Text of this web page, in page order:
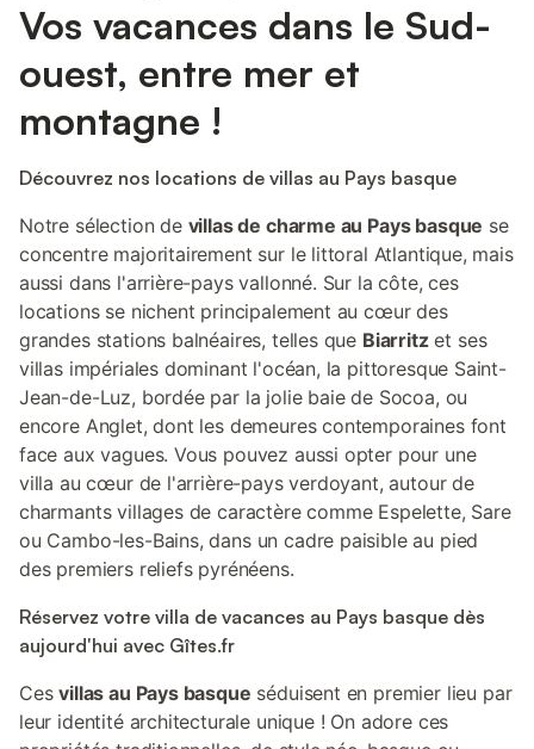
Vos vacances dans le Sud-
ouest, entre mer et
montagne !
Découvrez nos locations de villas au Pays basque
Notre sélection de villas de charme au Pays basque se
concentre majoritairement sur le littoral Atlantique, mais
aussi dans l'arrière-pays vallonné. Sur la côte, ces
locations se nichent principalement au cœur des
grandes stations balnéaires, telles que Biarritzet ses
villas impériales dominant l'océan, la pittoresque Saint-
Jean-de-Luz, bordée par la jolie baie de Socoa, ou
encore Anglet, dont les demeures contemporaines font
face aux vagues. Vous pouvez aussi opter pour une
villa au cœur de l'arrière-pays verdoyant, autour de
charmants villages de caractère comme Espelette, Sare
ou Cambo-les-Bains, dans un cadre paisible au pied
des premiers reliefs pyrénéens.
Réservez votre villa de vacances au Pays basque dès
aujourd'hui avec Gîtes.fr
Cesvillas au Pays basque séduisent en premier lieu par
leur identité architecturale unique ! On adore ces